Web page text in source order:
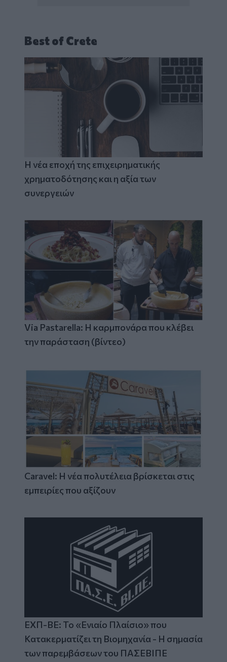
Best of Crete
Η νέα εποχή της επιχειρηματικής
χρηματοδότησης και η αξία των
συνεργειών
Via Pastarella: Η καρμπονάρα που κλέβει
την παράσταση (βίντεο)
Caravel: Η νέα πολυτέλεια βρίσκεται στις
εμπειρίες που αξίζουν
ΕΧΠ-ΒΕ: Το «Ενιαίο Πλαίσιο» που
Κατακερματίζει τη Βιομηχανία - Η σημασία
των παρεμβάσεων του ΠΑΣΕΒΙΠΕ